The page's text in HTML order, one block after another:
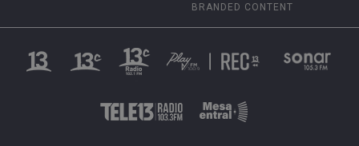
BRANDED CONTENT